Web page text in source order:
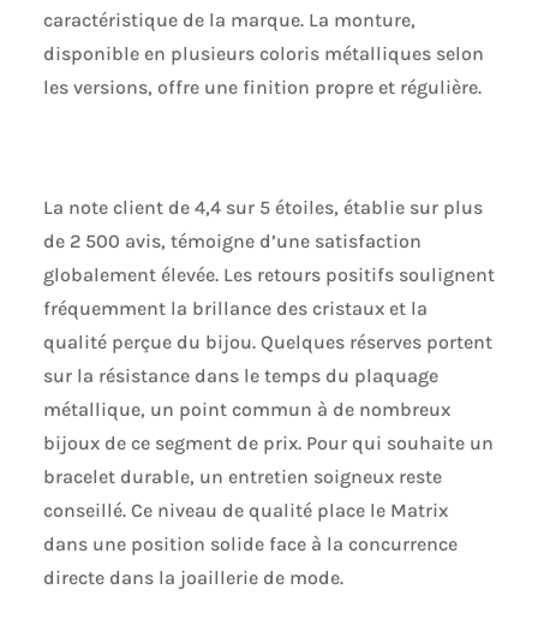
caractéristique de la marque. La monture,
disponible en plusieurs coloris métalliques selon
les versions, offre une finition propre et régulière.
La note client de 4,4 sur 5 étoiles, établie sur plus
de 2 500 avis, témoigne d’une satisfaction
globalement élevée. Les retours positifs soulignent
fréquemment la brillance des cristaux et la
qualité perçue du bijou. Quelques réserves portent
sur la résistance dans le temps du plaquage
métallique, un point commun à de nombreux
bijoux de ce segment de prix. Pour qui souhaite un
bracelet durable, un entretien soigneux reste
conseillé. Ce niveau de qualité place le Matrix
dans une position solide face à la concurrence
directe dans la joaillerie de mode.